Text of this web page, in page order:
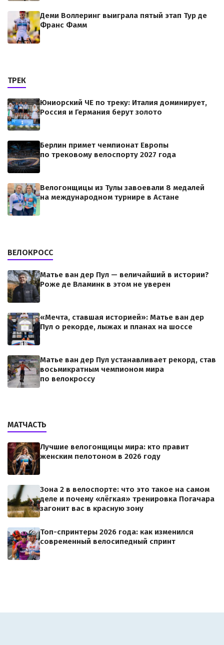
Деми Воллеринг выиграла пятый этап Тур де
Франс Фамм
ТРЕК
Юниорский ЧЕ по треку: Италия доминирует,
Россия и Германия берут золото
Берлин примет чемпионат Европы
по трековому велоспорту 2027 года
Велогонщицы из Тулы завоевали 8 медалей
на международном турнире в Астане
ВЕЛОКРОСС
Матье ван дер Пул — величайший в истории?
Роже де Вламинк в этом не уверен
«Мечта, ставшая историей»: Матье ван дер
Пул о рекорде, лыжах и планах на шоссе
Матье ван дер Пул устанавливает рекорд, став
восьмикратным чемпионом мира
по велокроссу
МАТЧАСТЬ
Лучшие велогонщицы мира: кто правит
женским пелотоном в 2026 году
Зона 2 в велоспорте: что это такое на самом
деле и почему «лёгкая» тренировка Погачара
загонит вас в красную зону
Топ-спринтеры 2026 года: как изменился
современный велосипедный спринт